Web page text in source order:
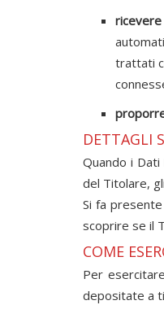
trattati
DETTAGLI
Quando i
del Titolare,
Si fa
scoprire se il
COME
Per
depositate a